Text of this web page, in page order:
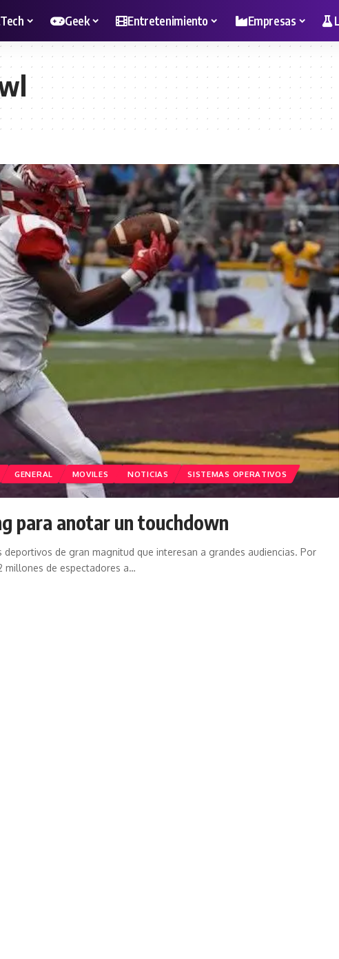
Tech Geek Entretenimiento Empresas
GENERAL MOVILES NOTICIAS
SISTEMAS OPERATIVOS
para anotar un touchdown
de gran magnitud que interesan a grandes audiencias. Por
millones de espectadores a…